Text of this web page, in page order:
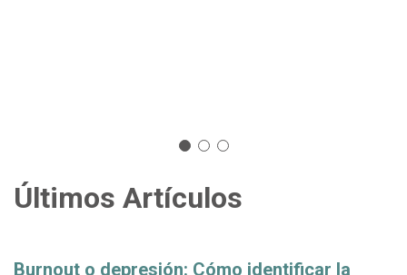
Últimos Artículos
Burnout o depresión: Cómo identificar la